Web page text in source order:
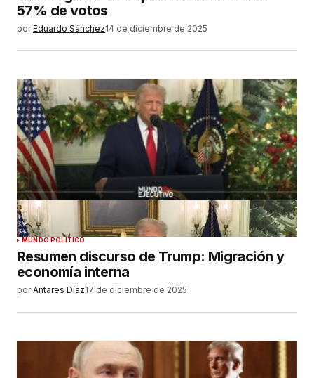
57% de votos
por Eduardo Sánchez14 de diciembre de 2025
MUNDO POLÍTICO
Resumen discurso de Trump: Migración y
economía interna
por Antares Díaz17 de diciembre de 2025